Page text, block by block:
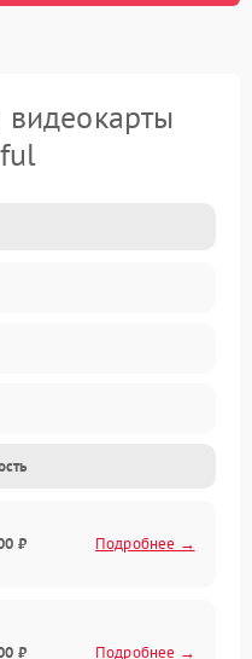
видеокарты
проблемы
₽ Подробнее →
₽ Подробнее →